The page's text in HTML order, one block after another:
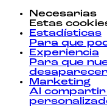
Necesarias
Estas
Estadísticas
Para que
Experiencia
Para que
Marketing
Al compartir